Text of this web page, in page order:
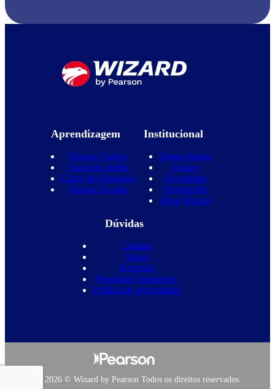
Aprendizagem
Nossos Cursos
Curso de Inglês
Curso de Espanhol
Nossas Escolas
Institucional
Quem Somos
Equipe
Novidades
Promoções
Blog Wizard
Dúvidas
Contato
Vagas
Parcerias
Perguntas frequentes
Política de privacidade
Copyright 2026 © Wizard by Pearson Todos os direitos reservados.